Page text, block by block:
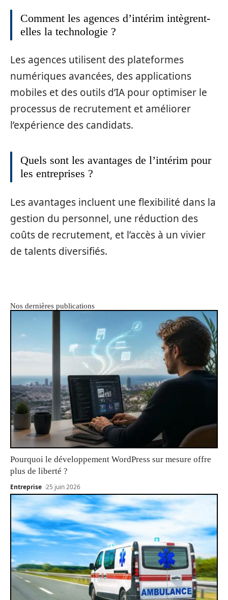
Comment les agences d’intérim intègrent-
elles la technologie ?
Les agences utilisent des plateformes
numériques avancées, des applications
mobiles et des outils d’IA pour optimiser le
processus de recrutement et améliorer
l’expérience des candidats.
Quels sont les avantages de l’intérim pour
les entreprises ?
Les avantages incluent une flexibilité dans la
gestion du personnel, une réduction des
coûts de recrutement, et l’accès à un vivier
de talents diversifiés.
Nos dernières publications
Pourquoi le développement WordPress sur mesure offre
plus de liberté ?
Entreprise 25 juin 2026